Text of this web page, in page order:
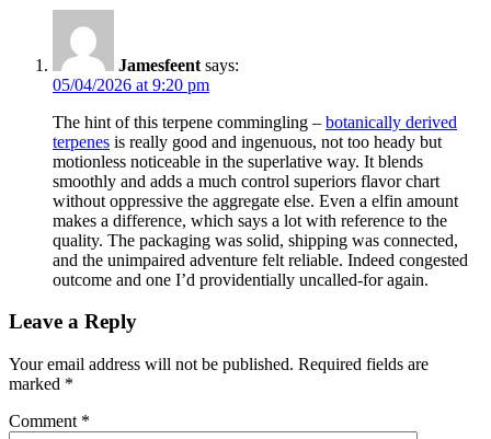
Jamesfeent says:
05/04/2026 at 9:20 pm
The hint of this terpene commingling – botanically derived
terpenes is really good and ingenuous, not too heady but
motionless noticeable in the superlative way. It blends
smoothly and adds a much control superiors flavor chart
without oppressive the aggregate else. Even a elfin amount
makes a difference, which says a lot with reference to the
quality. The packaging was solid, shipping was connected,
and the unimpaired adventure felt reliable. Indeed congested
outcome and one I’d providentially uncalled-for again.
Leave a Reply
Your email address will not be published. Required fields are
marked *
Comment *